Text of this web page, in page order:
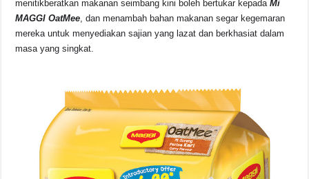
menitikberatkan makanan seimbang kini boleh bertukar kepadaMi
MAGGI OatMee, dan menambah bahan makanan segar kegemaran
mereka untuk menyediakan sajian yang lazat dan berkhasiat dalam
masa yang singkat.